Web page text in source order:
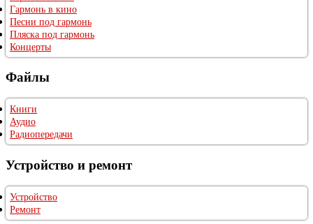
Гармонь в кино
Песни под гармонь
Пляска под гармонь
Концерты
Файлы
Книги
Аудио
Радиопередачи
Устройство и ремонт
Устройство
Ремонт